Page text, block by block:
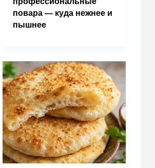
повара — куда нежнее и
пышнее